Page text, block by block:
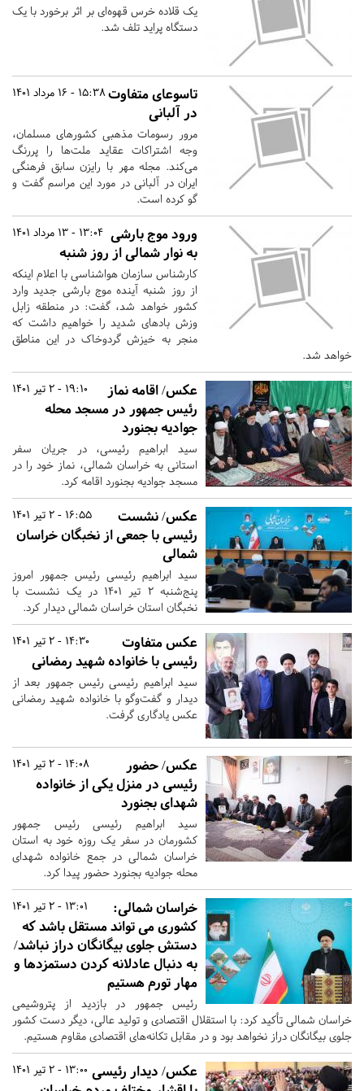
یک قلاده خرس قهوه‌ای بر اثر برخورد با یک
دستگاه پراید تلف شد.
15:38 - 16 مرداد 1401تاسوعای متفاوت
در آلبانی
مرور رسومات مذهبی کشورهای مسلمان،
وجه اشتراکات عقاید ملت‌ها را پررنگ
می‌کند. مجله مهر با رایزن سابق فرهنگی
ایران در آلبانی در مورد این مراسم گفت و
گو کرده است.
13:04 - 13 مرداد 1401 ورود موج‌ بارشی
به نوار شمالی از روز شنبه
کارشناس سازمان هواشناسی با اعلام اینکه
از روز شنبه آینده موج‌ بارشی جدید وارد
کشور خواهد شد، گفت: در منطقه زابل
وزش بادهای شدید را خواهیم داشت که
منجر به خیزش گردوخاک در این مناطق
خواهد شد.
19:10 - 2 تیر 1401
عکس/ اقامه نماز
رئیس جمهور در مسجد محله
جوادیه بجنورد
سید ابراهیم رئیسی، در جریان سفر
استانی به خراسان شمالی، نماز خود را در
مسجد جوادیه بجنورد اقامه کرد.
16:55 - 2 تیر 1401
عکس/ نشست
رئیسی با جمعی از نخبگان خراسان
شمالی
سید ابراهیم رئیسی رئیس جمهور امروز
پنج‌شنبه ۲ تیر ۱۴۰۱ در یک نشست با
نخبگان استان خراسان شمالی دیدار کرد.
14:30 - 2 تیر 1401
عکس متفاوت
رئیسی با خانواده شهید رمضانی
سید ابراهیم رئیسی رئیس جمهور بعد از
دیدار و گفت‌وگو با خانواده شهید رمضانی
عکس یادگاری گرفت.
14:08 - 2 تیر 1401
عکس/ حضور
رئیسی در منزل یکی از خانواده
شهدای بجنورد
سید ابراهیم رئیسی رئیس جمهور
کشورمان در سفر یک روزه خود به استان
خراسان شمالی در جمع خانواده شهدای
محله جوادیه بجنورد حضور پیدا کرد.
13:01 - 2 تیر 1401
خراسان شمالی:
کشوری می تواند مستقل باشد که
دستش جلوی بیگانگان دراز نباشد/
به دنبال عادلانه کردن دستمزدها و
مهار تورم هستیم
رئیس جمهور در بازدید از پتروشیمی
خراسان شمالی تأکید کرد: با استقلال اقتصادی و تولید عالی، دیگر دست کشور
جلوی بیگانگان دراز نخواهد بود و در مقابل تکانه‌های اقتصادی مقاوم هستیم.
13:00 - 2 تیر 1401 عکس/ دیدار رئیسی